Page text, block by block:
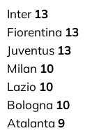
Inter 13
Fiorentina 13
Juventus 13
Milan 10
Lazio 10
Bologna 10
Atalanta 9